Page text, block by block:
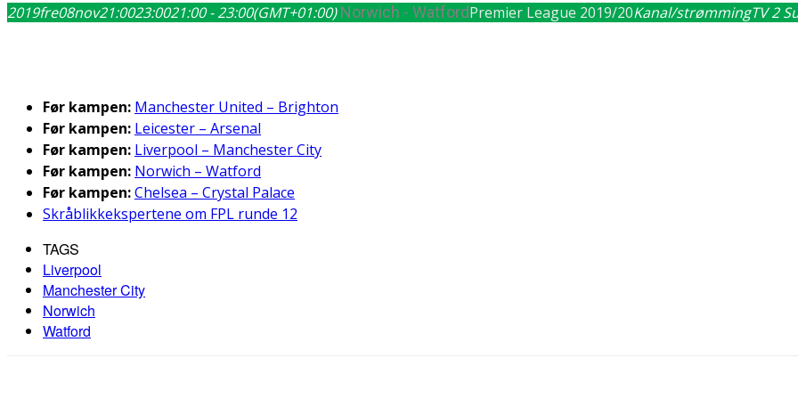
2019fre08nov21:0023:0021:00 - 23:00(GMT+01:00) Norwich - WatfordPremier League 2019/20Kanal/strømmingTV 2
Før kampen: Manchester United – Brighton
Før kampen: Leicester – Arsenal
Før kampen: Liverpool – Manchester City
Før kampen: Norwich – Watford
Før kampen:Chelsea – Crystal Palace
Skråblikkekspertene om FPL runde 12
TAGS
Liverpool
Manchester City
Norwich
Watford